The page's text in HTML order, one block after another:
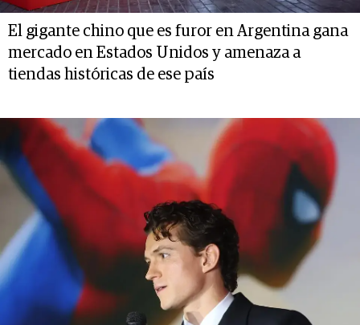
El gigante chino que es furor en Argentina gana
mercado en Estados Unidos y amenaza a
tiendas históricas de ese país